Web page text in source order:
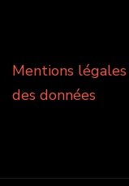
Mentions légales
des données